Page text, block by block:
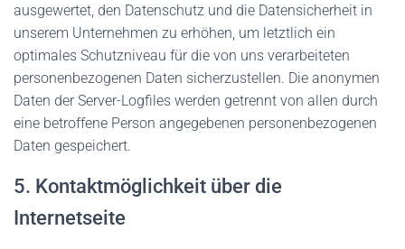
ausgewertet, den Datenschutz und die Datensicherheit in
unserem Unternehmen zu erhöhen, um letztlich ein
optimales Schutzniveau für die von uns verarbeiteten
personenbezogenen Daten sicherzustellen. Die anonymen
Daten der Server-Logfiles werden getrennt von allen durch
eine betroffene Person angegebenen personenbezogenen
Daten gespeichert.
5. Kontaktmöglichkeit über die
Internetseite